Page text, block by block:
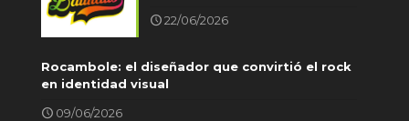
22/06/2026
Rocambole: el diseñador que convirtió el rock
en identidad visual
09/06/2026